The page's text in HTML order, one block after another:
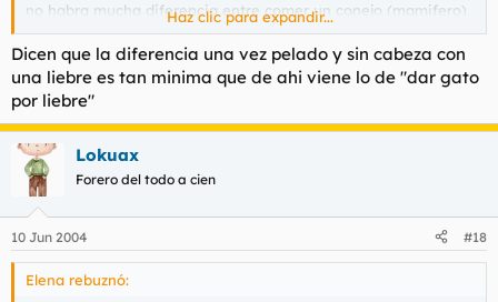
no habra mucha diferencia entre comer un conejo (mamifero)
y un gato...
uaN
Haz clic para expandir...
Dicen que la diferencia una vez pelado y sin cabeza con
una liebre es tan minima que de ahi viene lo de "dar gato
por liebre"
Lokuax
Forero del todo a cien
10 Jun 2004 #18
Elena rebuznó: